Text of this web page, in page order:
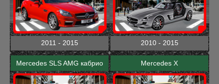
2011 - 2015 2010 - 2015
Mercedes SLS AMG кабрио Mercedes X